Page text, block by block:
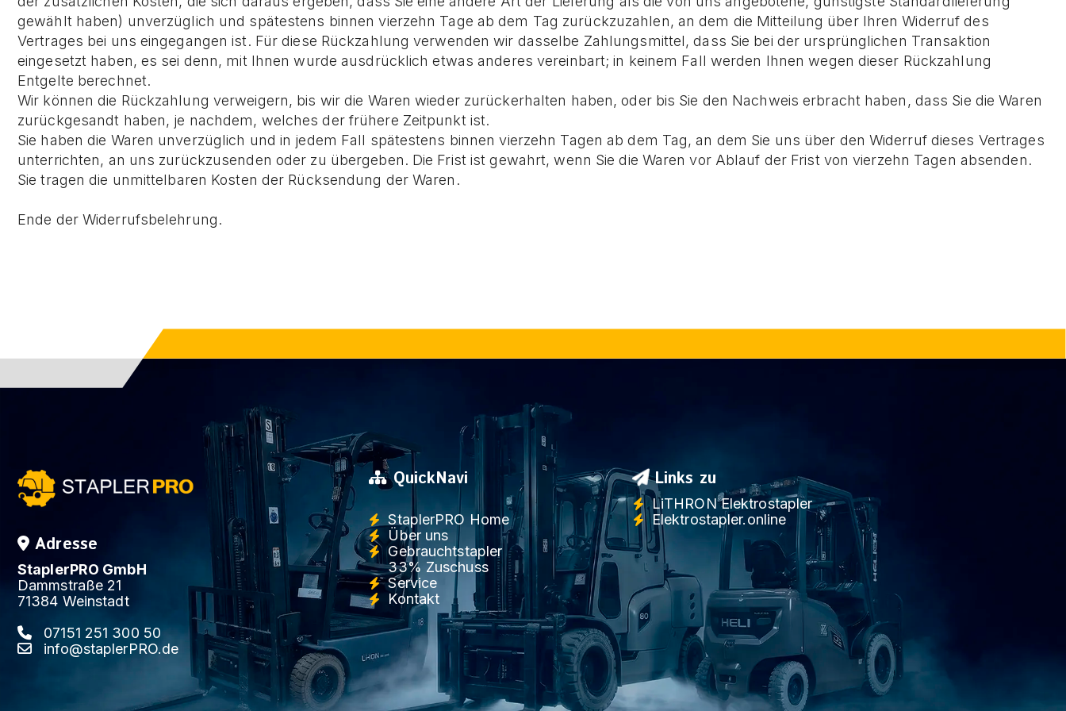
gewählt haben) unverzüglich und spätestens binnen vierzehn Tage ab dem Tag zurückzuzahlen, an dem die Mitteilung über Ihren Widerruf des
Vertrages bei uns eingegangen ist. Für diese Rückzahlung verwenden wir dasselbe Zahlungsmittel, dass Sie bei der ursprünglichen Transaktion
eingesetzt haben, es sei denn, mit Ihnen wurde ausdrücklich etwas anderes vereinbart; in keinem Fall werden Ihnen wegen dieser Rückzahlung
Entgelte berechnet.
Wir können die Rückzahlung verweigern, bis wir die Waren wieder zurückerhalten haben, oder bis Sie den Nachweis erbracht haben, dass Sie die Waren
zurückgesandt haben, je nachdem, welches der frühere Zeitpunkt ist.
Sie haben die Waren unverzüglich und in jedem Fall spätestens binnen vierzehn Tagen ab dem Tag, an dem Sie uns über den Widerruf dieses Vertrages
unterrichten, an uns zurückzusenden oder zu übergeben. Die Frist ist gewahrt, wenn Sie die Waren vor Ablauf der Frist von vierzehn Tagen absenden.
Sie tragen die unmittelbaren Kosten der Rücksendung der Waren.
Ende der Widerrufsbelehrung.
Adresse
StaplerPRO GmbH
Dammstraße 21
71384 Weinstadt
07151 251 300 50
info@staplerPRO.de
QuickNavi
StaplerPRO Home
Über uns
Gebrauchtstapler
33% Zuschuss
Service
Kontakt
Links zu
LiTHRON Elektrostapler
Elektrostapler.online